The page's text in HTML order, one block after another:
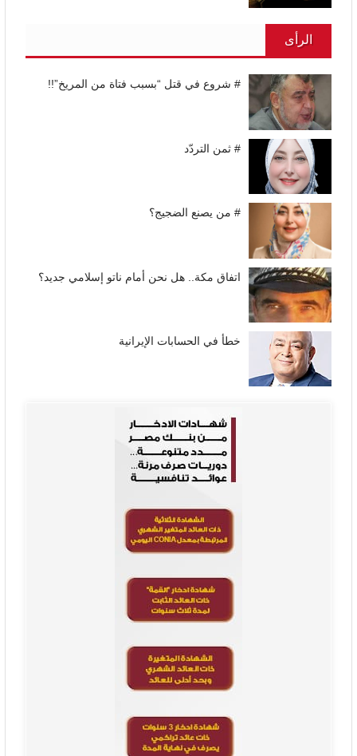
الرأى
# شروع في قتل “بسبب فتاة من المريخ”!!
# ثمن التردّد
# من يصنع الضجيج؟
اتفاق مكة.. هل نحن أمام ناتو إسلامي جديد؟
خطأ في الحسابات الإيرانية